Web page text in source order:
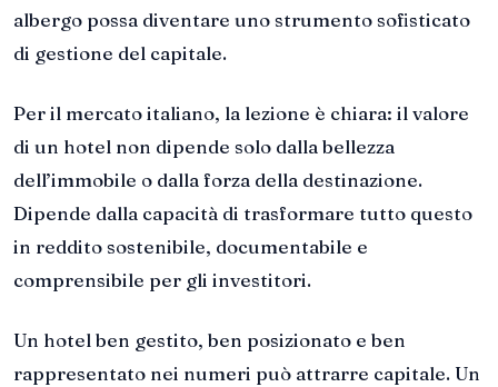
albergo possa diventare uno strumento sofisticato
di gestione del capitale.
Per il mercato italiano, la lezione è chiara: il valore
di un hotel non dipende solo dalla bellezza
dell’immobile o dalla forza della destinazione.
Dipende dalla capacità di trasformare tutto questo
in reddito sostenibile, documentabile e
comprensibile per gli investitori.
Un hotel ben gestito, ben posizionato e ben
rappresentato nei numeri può attrarre capitale. Un